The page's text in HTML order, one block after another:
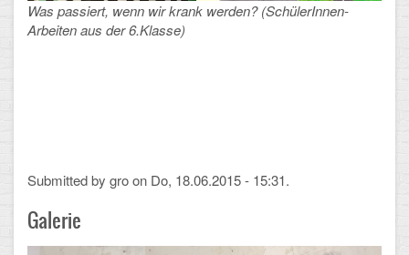
Was passiert, wenn wir krank werden? (SchülerInnen-
Arbeiten aus der 6.Klasse)
Submitted by groon Do, 18.06.2015 - 15:31.
Galerie